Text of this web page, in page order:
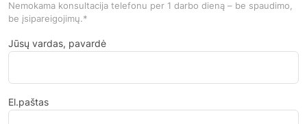
Nemokama konsultacija telefonu per 1 darbo dieną – be spaudimo,
be įsipareigojimų.*
Jūsų vardas, pavardė
El.paštas